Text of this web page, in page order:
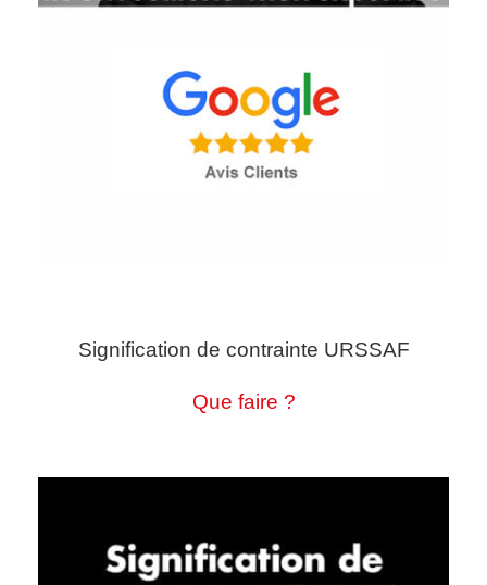
Signification de contrainte URSSAF
Que faire ?